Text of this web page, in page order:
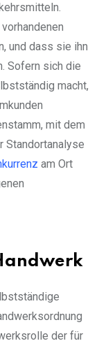
und dass sie ihn
Sofern sich die
macht,
mit dem
Standortanalyse
am Ort
der für